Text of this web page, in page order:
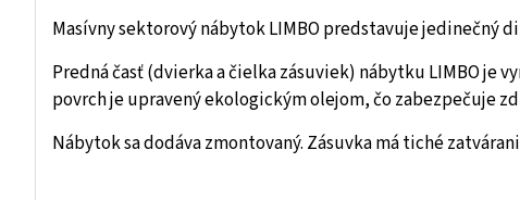
Masívny sektorový nábytok LIMBO predstavuje jedinečný
Predná časť (dvierka a čielka zásuviek) nábytku LIMBO je
povrch je upravený ekologickým olejom, čo zabezpečuje
Nábytok sa dodáva zmontovaný. Zásuvka má tiché